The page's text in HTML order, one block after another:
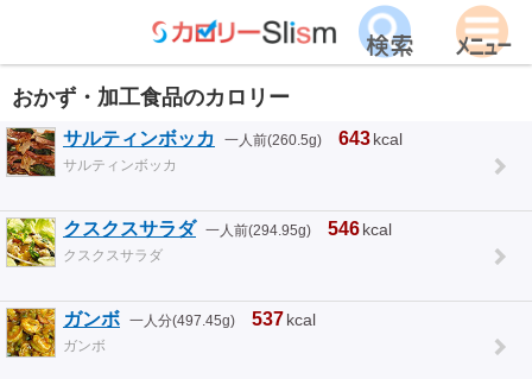
おかず・加工食品のカロリー
サルティンボッカ 一人前(260.5g) 643kcal
サルティンボッカ
クスクスサラダ 一人前(294.95g) 546kcal
クスクスサラダ
ガンボ 一人分(497.45g) 537kcal
ガンボ